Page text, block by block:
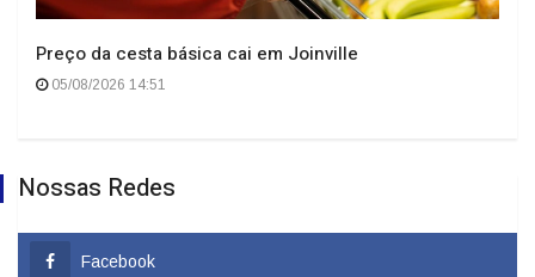
Preço da cesta básica cai em Joinville
05/08/2026 14:51
Nossas Redes
Facebook